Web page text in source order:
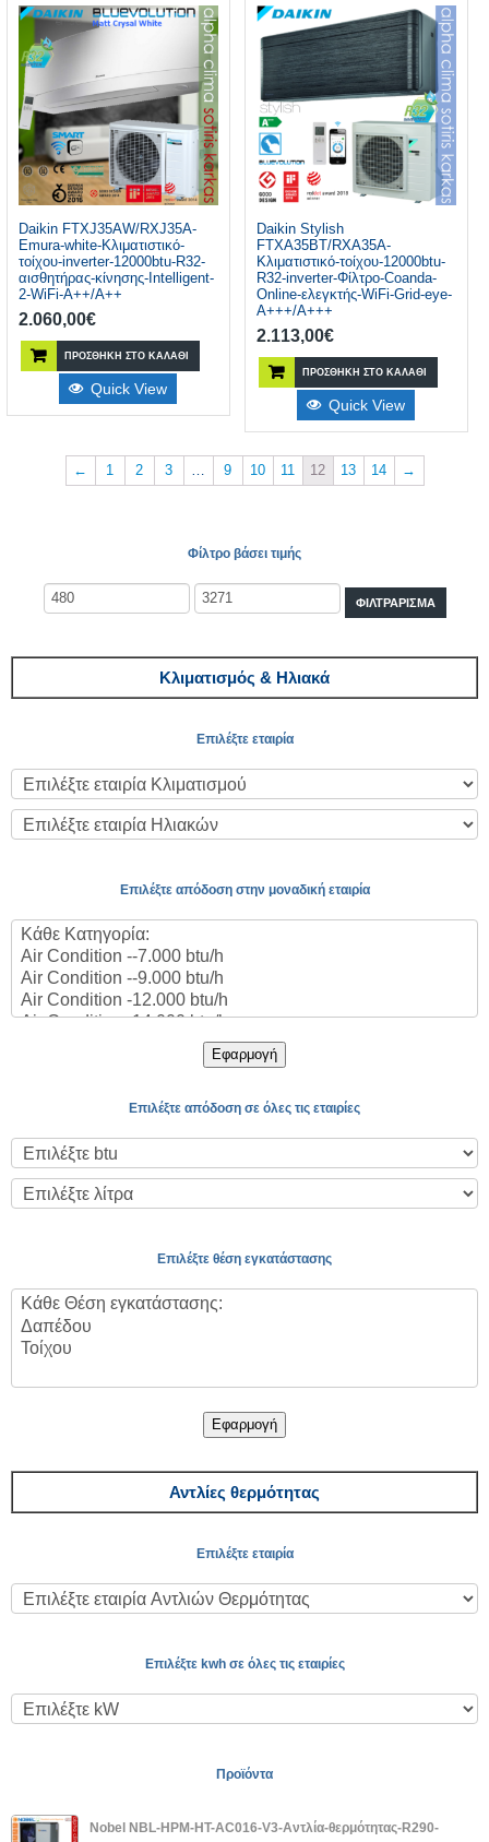
Daikin FTXJ35AW/RXJ35A-
Emura-white-Κλιματιστικό-
τοίχου-inverter-12000btu-R32-
αισθητήρας-κίνησης-Intelligent-
2-WiFi-A++/A++
2.060,00€
ΠΡΟΣΘΉΚΗ ΣΤΟ ΚΑΛΆΘΙ
Quick View
Daikin Stylish
FTXA35BT/RXA35A-
Κλιματιστικό-τοίχου-12000btu-
R32-inverter-Φίλτρο-Coanda-
Online-ελεγκτής-WiFi-Grid-eye-
A+++/A+++
2.113,00€
ΠΡΟΣΘΉΚΗ ΣΤΟ ΚΑΛΆΘΙ
Quick View
← 1 2 3 … 9 10 11 12 13 14 →
Φίλτρο βάσει τιμής
ΦΙΛΤΡΆΡΙΣΜΑ
Κλιματισμός & Ηλιακά
Επιλέξτε εταιρία
Επιλέξτε απόδοση στην μοναδική εταιρία
Εφαρμογή
Επιλέξτε απόδοση σε όλες τις εταιρίες
Επιλέξτε θέση εγκατάστασης
Εφαρμογή
Αντλίες θερμότητας
Επιλέξτε εταιρία
Επιλέξτε kwh σε όλες τις εταιρίες
Προϊόντα
Nobel NBL-HPM-HT-AC016-V3-Αντλία-θερμότητας-R290-